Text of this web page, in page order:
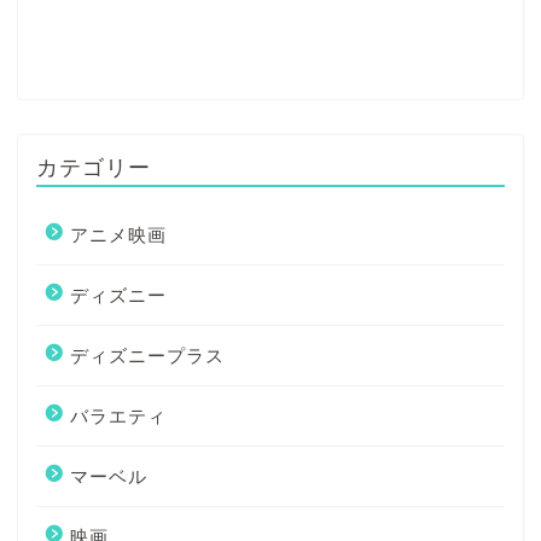
カテゴリー
アニメ映画
ディズニー
ディズニープラス
バラエティ
マーベル